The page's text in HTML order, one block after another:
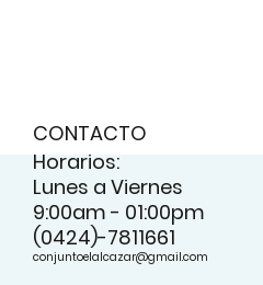
CONTACTO
Horarios:
Lunes a Viernes
9:00am - 01:00pm
(0424)-7811661
conjuntoelalcazar@gmail.com